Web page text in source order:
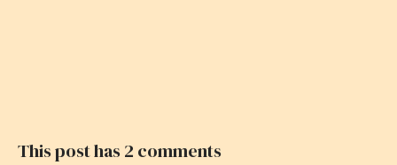
This post has 2 comments